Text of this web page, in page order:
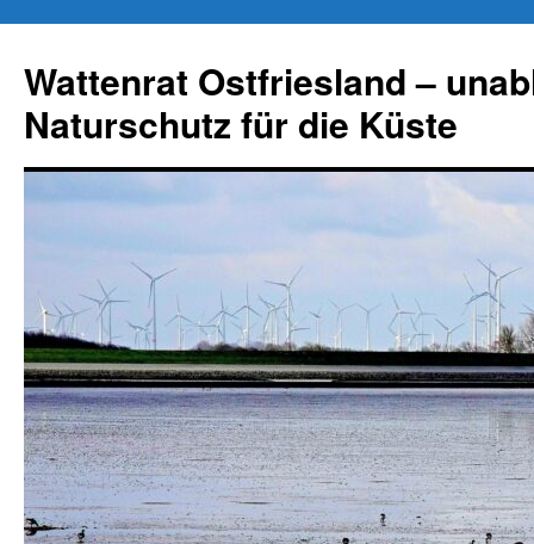
springen
Wattenrat Ostfriesland –
Naturschutz für die Küste